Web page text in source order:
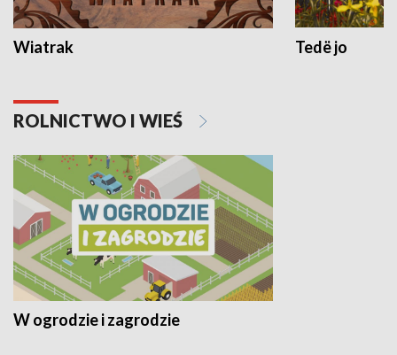
Wiatrak Tedë jo
ROLNICTWO I WIEŚ
W ogrodzie i zagrodzie